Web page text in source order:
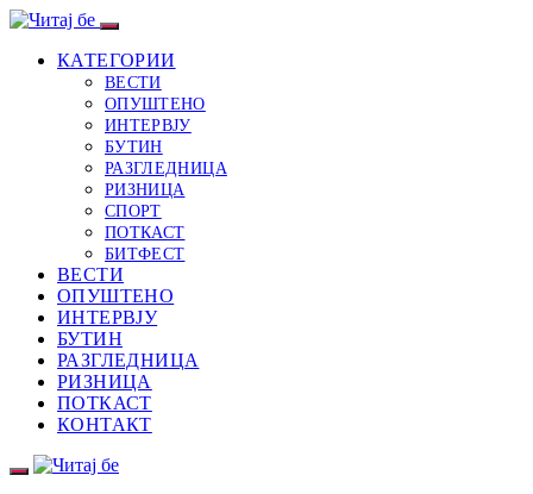
КАТЕГОРИИ
ВЕСТИ
ОПУШТЕНО
ИНТЕРВЈУ
БУТИН
РАЗГЛЕДНИЦА
РИЗНИЦА
СПОРТ
ПОТКАСТ
БИТФЕСТ
ВЕСТИ
ОПУШТЕНО
ИНТЕРВЈУ
БУТИН
РАЗГЛЕДНИЦА
РИЗНИЦА
ПОТКАСТ
КОНТАКТ